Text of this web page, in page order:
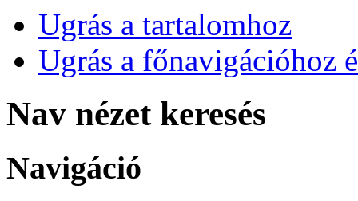
Ugrás a tartalomhoz
Ugrás a főnavigációhoz
Nav nézet keresés
Navigáció